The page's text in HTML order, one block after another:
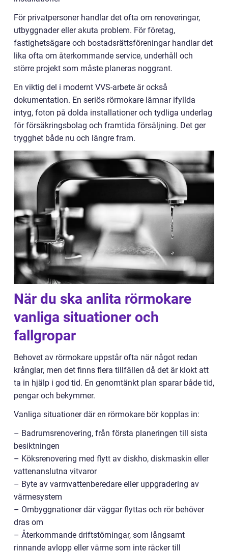
För privatpersoner handlar det ofta om renoveringar,
utbyggnader eller akuta problem. För företag,
fastighetsägare och bostadsrättsföreningar handlar det
lika ofta om återkommande service, underhåll och
större projekt som måste planeras noggrant.
En viktig del i modernt VVS-arbete är också
dokumentation. En seriös rörmokare lämnar ifyllda
intyg, foton på dolda installationer och tydliga underlag
för försäkringsbolag och framtida försäljning. Det ger
trygghet både nu och längre fram.
När du ska anlita rörmokare
vanliga situationer och
fallgropar
Behovet av rörmokare uppstår ofta när något redan
krånglar, men det finns flera tillfällen då det är klokt att
ta in hjälp i god tid. En genomtänkt plan sparar både tid,
pengar och bekymmer.
Vanliga situationer där en rörmokare bör kopplas in:
– Badrumsrenovering, från första planeringen till sista
besiktningen
– Köksrenovering med flytt av diskho, diskmaskin eller
vattenanslutna vitvaror
– Byte av varmvattenberedare eller uppgradering av
värmesystem
– Ombyggnationer där väggar flyttas och rör behöver
dras om
– Återkommande driftstörningar, som långsamt
rinnande avlopp eller värme som inte räcker till